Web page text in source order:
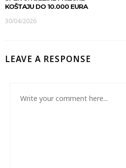
KOŠTAJU DO 10.000 EURA
30/04/2026
LEAVE A RESPONSE